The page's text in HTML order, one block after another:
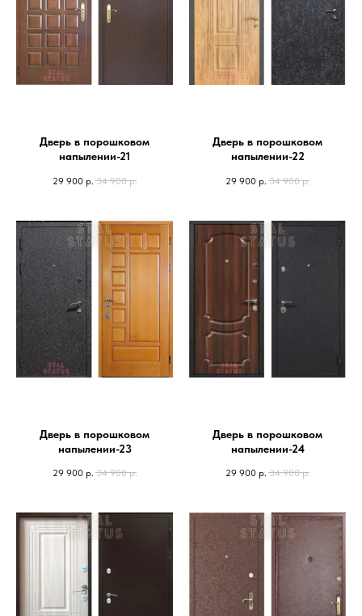
Дверь в порошковом
напылении-21
29 900 р. 34 900 р.
Дверь в порошковом
напылении-22
29 900 р. 34 900 р.
Дверь в порошковом
напылении-23
29 900 р. 34 900 р.
Дверь в порошковом
напылении-24
29 900 р. 34 900 р.